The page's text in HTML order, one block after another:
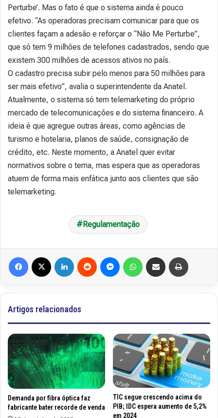
Perturbe’. Mas o fato é que o sistema ainda é pouco
efetivo. “As operadoras precisam comunicar para que os
clientes façam a adesão e reforçar o “Não Me Perturbe”,
que só tem 9 milhões de telefones cadastrados, sendo que
existem 300 milhões de acessos ativos no país.
O cadastro precisa subir pelo menos para 50 milhões para
ser mais efetivo”, avalia o superintendente da Anatel.
Atualmente, o sistema só tem telemarketing do próprio
mercado de telecomunicações e do sistema financeiro. A
ideia é que agregue outras áreas, como agências de
turismo e hotelaria, planos de saúde, consignação de
crédito, etc. Neste momento, a Anatel quer evitar
normativos sobre o tema, mas espera que as operadoras
atuem de forma mais enfática junto aos clientes que são
telemarketing.
Regulamentação
Artigos relacionados
Demanda por fibra óptica faz
fabricante bater recorde de venda
TIC segue crescendo acima do
PIB; IDC espera aumento de 5,2%
em 2024